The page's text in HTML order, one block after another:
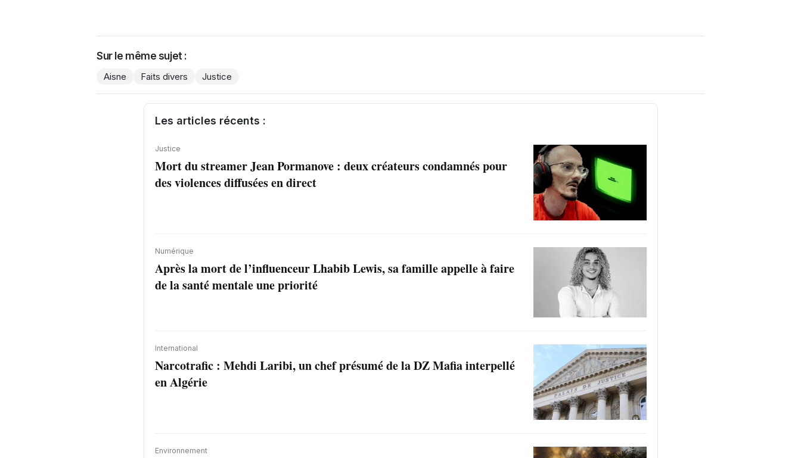
Sur le même sujet :
Aisne Faits divers Justice
Les articles récents :
Justice
Mort du streamer Jean Pormanove : deux créateurs condamnés pour
des violences diffusées en direct
Numérique
Après la mort de l’influenceur Lhabib Lewis, sa famille appelle à faire
de la santé mentale une priorité
International
Narcotrafic : Mehdi Laribi, un chef présumé de la DZ Mafia interpellé
en Algérie
Environnement